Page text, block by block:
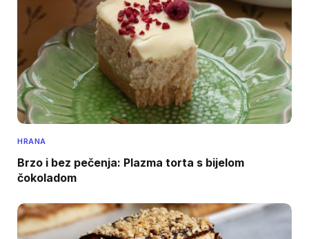
HRANA
Brzo i bez pečenja: Plazma torta s bijelom
čokoladom